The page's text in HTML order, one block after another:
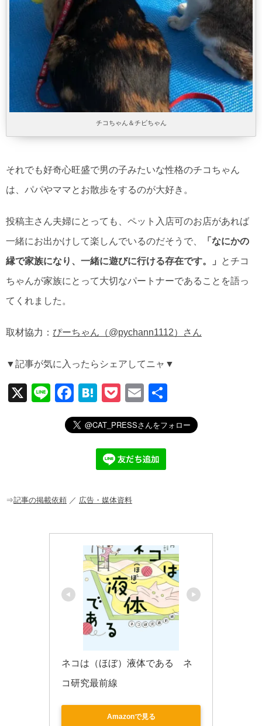
チコちゃん＆チビちゃん
それでも好奇心旺盛で男の子みたいな性格のチコちゃん
は、パパやママとお散歩をするのが大好き。
投稿主さん夫婦にとっても、ペット入店可のお店があれば
一緒にお出かけして楽しんでいるのだそうで、
「なにかの
縁で家族になり、一緒に遊びに行ける存在です。」
とチコ
ちゃんが家族にとって大切なパートナーであることを語っ
てくれました。
取材協力： ぴーちゃん（@pychann1112）さん
▼記事が気に入ったらシェアしてニャ▼
X
Li
F
a
c
o
H
at
e
n
a
P
o
ck
et
E
m
ail
有
⇒記事の掲載依頼 ／ 広告・媒体資料
ネコは（ほぼ）液体である　ネ
コ研究最前線
Amazonで見る